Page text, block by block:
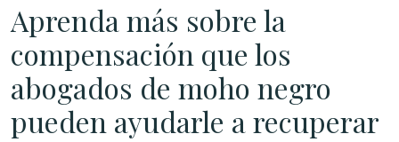
Aprenda más sobre la
compensación que los
abogados de moho negro
pueden ayudarle a recuperar